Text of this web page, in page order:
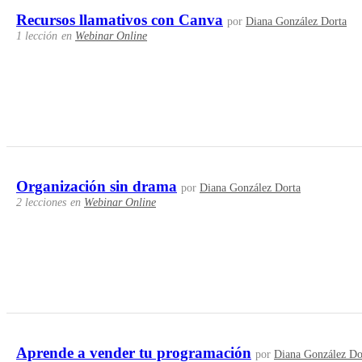
Recursos llamativos con Canva por Diana González Dorta
1 lección en Webinar Online
Organización sin drama por Diana González Dorta
2 lecciones en Webinar Online
Aprende a vender tu programación por Diana González